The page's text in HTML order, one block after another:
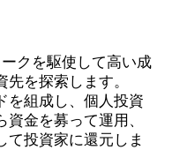
クを駆使して高い成
を探索します。
を組成し、個人投資
金を募って運用、
て投資家に還元しま